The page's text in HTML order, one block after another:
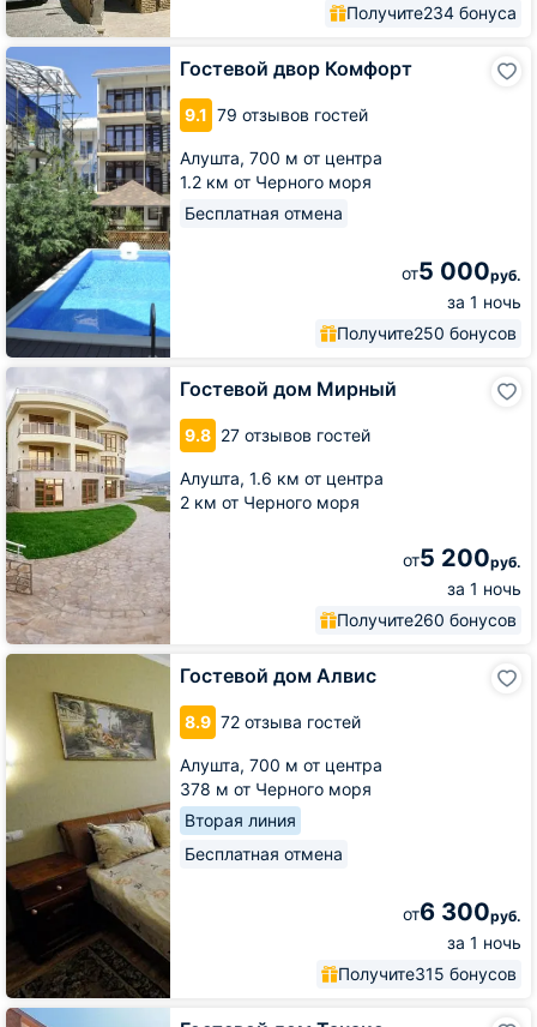
Получите234 бонуса
Гостевой двор Комфорт
9.1 79 отзывов гостей
Алушта, 700 м от центра
1.2 км от Черного моря
Бесплатная отмена
от5 000руб.
за 1 ночь
Получите250 бонусов
Гостевой
двор
Комфорт
Гостевой дом Мирный
9.8 27 отзывов гостей
Алушта, 1.6 км от центра
2 км от Черного моря
от5 200руб.
за 1 ночь
Получите260 бонусов
Гостевой
дом
Мирный
Гостевой дом Алвис
8.9 72 отзыва гостей
Алушта, 700 м от центра
378 м от Черного моря
Вторая линия
Бесплатная отмена
от6 300руб.
за 1 ночь
Получите315 бонусов
Гостевой
Гостевой